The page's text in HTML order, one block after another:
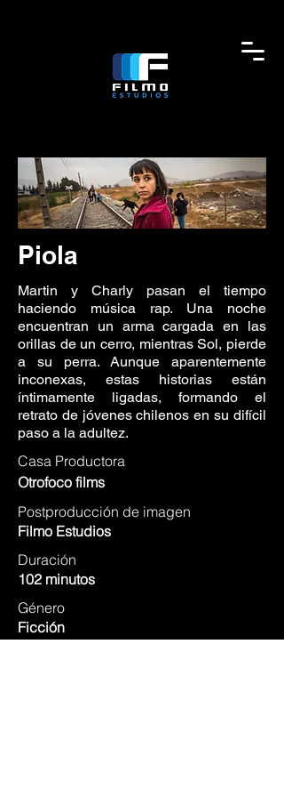
Piola
Martin y Charly pasan el tiempo
haciendo música rap. Una noche
encuentran un arma cargada en las
orillas de un cerro, mientras Sol, pierde
a su perra. Aunque aparentemente
inconexas, estas historias están
íntimamente ligadas, formando el
retrato de jóvenes chilenos en su difícil
paso a la adultez.
Casa Productora
Otrofoco films
Postproducción de imagen
Filmo Estudios
Duración
102 minutos
Género
Ficción